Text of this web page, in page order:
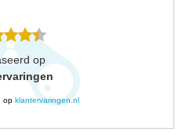
op
op klantervaringen.nl